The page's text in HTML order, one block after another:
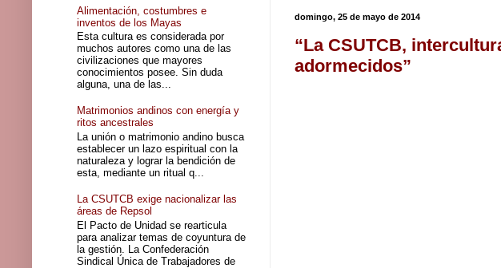
domingo, 25 de mayo de 2014
“La CSUTCB,
adormecidos”
Alimentación, costumbres e
inventos de los Mayas
Esta cultura es considerada por
muchos autores como una de las
civilizaciones que mayores
conocimientos posee. Sin duda
alguna, una de las...
Matrimonios andinos con energía y
ritos ancestrales
La unión o matrimonio andino busca
establecer un lazo espiritual con la
naturaleza y lograr la bendición de
esta, mediante un ritual q...
La CSUTCB exige nacionalizar las
áreas de Repsol
El Pacto de Unidad se rearticula
para analizar temas de coyuntura de
la gestión. La Confederación
Sindical Única de Trabajadores de